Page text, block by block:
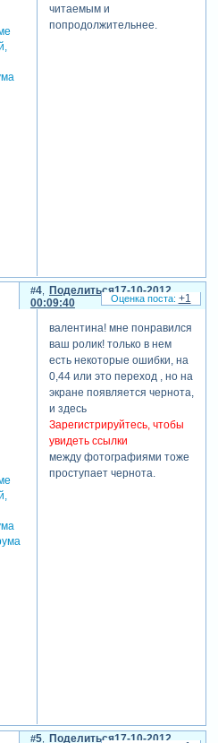
читаемым и
попродолжительнее.
Поделиться
4
17-10-2012
00:09:40
валентина! мне понравился
ваш ролик! только в нем
есть некоторые ошибки, на
0,44 или это переход , но на
экране появляется чернота,
и здесь
Зарегистрируйтесь, чтобы
увидеть ссылки
между фотографиями тоже
проступает чернота.
+1
Поделиться
5 17-10-2012